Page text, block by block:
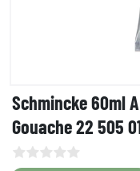
Schmincke 60ml
Gouache 22 505